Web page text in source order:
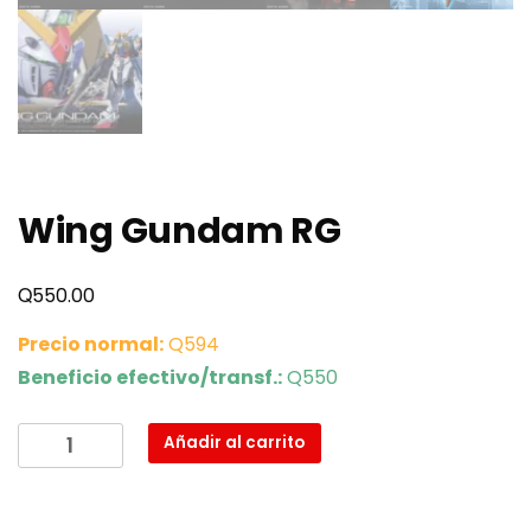
Wing Gundam RG
Q550.00
Precio normal:Q594
Beneficio efectivo/transf.:Q550
Wing
Gundam
Añadir al carrito